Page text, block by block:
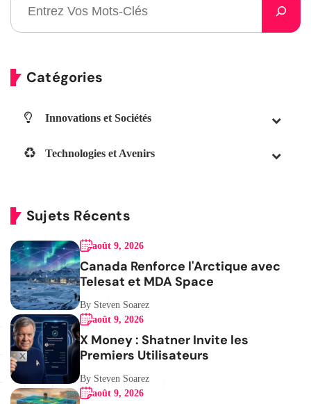
Catégories
Innovations et Sociétés
Technologies et Avenirs
Sujets Récents
août 9, 2026
Canada Renforce l'Arctique avec
Telesat et MDA Space
By Steven Soarez
août 9, 2026
X Money : Shatner Invite les
Premiers Utilisateurs
By Steven Soarez
août 9, 2026